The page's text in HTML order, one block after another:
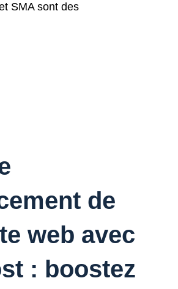
SMA sont des
de
web avec
: boostez